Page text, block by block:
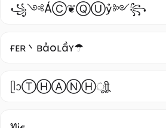
꧁༺ÁⒸ❦ⓆⓊỷ༻꧂
ғᴇʀ丶ʙảoʟầʏ☂
ᥫᩣⓉⒽⒶⓃⒽㅤूाीू